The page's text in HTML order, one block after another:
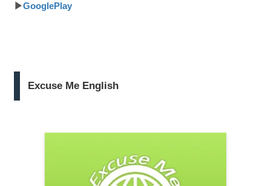
▶GooglePlay
Excuse Me English